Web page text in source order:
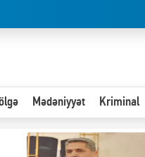
Mədəniyyət Kriminal